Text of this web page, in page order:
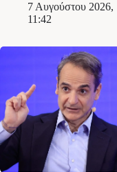
7 Αυγούστου 2026,
11:42